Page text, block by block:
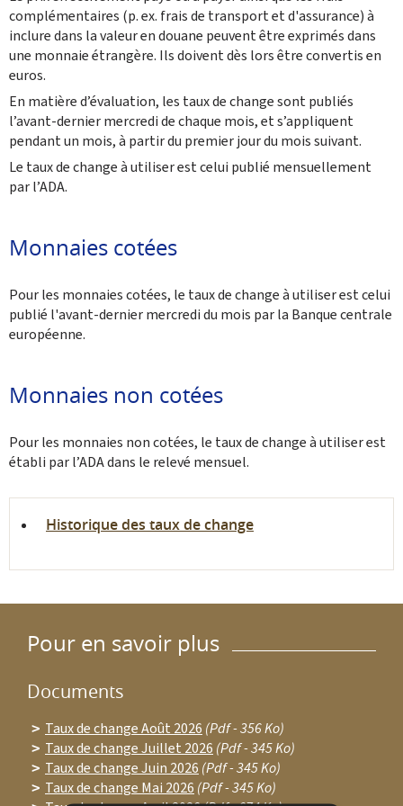
complémentaires (p. ex. frais de transport et d'assurance) à
inclure dans la valeur en douane peuvent être exprimés dans
une monnaie étrangère. Ils doivent dès lors être convertis en
euros.
En matière d’évaluation, les taux de change sont publiés
l’avant-dernier mercredi de chaque mois, et s’appliquent
pendant un mois, à partir du premier jour du mois suivant.
Le taux de change à utiliser est celui publié mensuellement
par l’ADA.
Monnaies cotées
Pour les monnaies cotées, le taux de change à utiliser est celui
publié l'avant-dernier mercredi du mois par la Banque centrale
européenne.
Monnaies non cotées
Pour les monnaies non cotées, le taux de change à utiliser est
établi par l’ADA dans le relevé mensuel.
Historique des taux de change
Pour en savoir plus
Documents
Taux de change Août 2026 (Pdf - 356 Ko)
Taux de change Juillet 2026 (Pdf - 345 Ko)
Taux de change Juin 2026 (Pdf - 345 Ko)
Taux de change Mai 2026 (Pdf - 345 Ko)